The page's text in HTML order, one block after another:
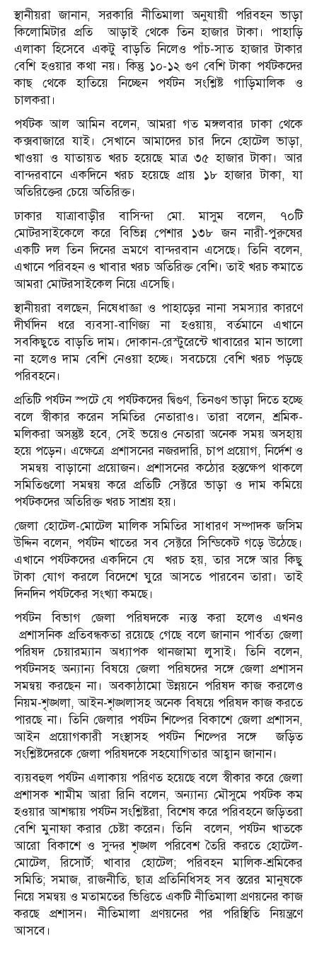
স্থানীয়রা জানান, সরকারি নীতিমালা অনুযায়ী পরিবহন ভাড়া
কিলোমিটার প্রতি আড়াই থেকে তিন হাজার টাকা। পাহাড়ি
এলাকা হিসেবে একটু বাড়তি নিলেও পাঁচ-সাত হাজার টাকার
বেশি হওয়ার কথা নয়। কিন্তু ১০-১২ গুণ বেশি টাকা পর্যটকদের
কাছ থেকে হাতিয়ে নিচ্ছেন পর্যটন সংশ্লিষ্ট গাড়িমালিক ও
চালকরা।
পর্যটক আল আমিন বলেন, আমরা গত মঙ্গলবার ঢাকা থেকে
কক্সবাজারে যাই। সেখানে আমাদের চার দিনে হোটেল ভাড়া,
খাওয়া ও যাতায়ত খরচ হয়েছে মাত্র ৩৫ হাজার টাকা। আর
বান্দরবানে একদিনে খরচ হয়েছে প্রায় ১৮ হাজার টাকা, যা
অতিরিক্তের চেয়ে অতিরিক্ত।
ঢাকার যাত্রাবাড়ীর বাসিন্দা মো. মাসুম বলেন, ৭০টি
মোটরসাইকেলে করে বিভিন্ন পেশার ১৩৮ জন নারী-পুরুষের
একটি দল তিন দিনের ভ্রমণে বান্দরবান এসেছে। তিনি বলেন,
এখানে পরিবহন ও খাবার খরচ অতিরিক্ত বেশি। তাই খরচ কমাতে
আমরা মোটরসাইকেল নিয়ে এসেছি।
স্থানীয়রা বলছেন, নিষেধাজ্ঞা ও পাহাড়ের নানা সমস্যার কারণে
দীর্ঘদিন ধরে ব্যবসা-বাণিজ্য না হওয়ায়, বর্তমানে এখানে
সবকিছুতে বাড়তি দাম। দোকান-রেস্টুরেন্টে খাবারের মান ভালো
না হলেও দাম বেশি নেওয়া হচ্ছে। সবচেয়ে বেশি খরচ পড়ছে
পরিবহনে।
প্রতিটি পর্যটন স্পটে যে পর্যটকদের দ্বিগুণ, তিনগুণ ভাড়া দিতে হচ্ছে
বলে স্বীকার করেন সমিতির নেতারাও। তারা বলেন, শ্রমিক-
মলিকরা অসন্তুষ্ট হবে, সেই ভয়েও নেতারা অনেক সময় অসহায়
হয়ে পড়েন। এক্ষেত্রে প্রশাসনের নজরদারি, চাপ প্রয়োগ, নির্দেশ ও
সমন্বয় বাড়ানো প্রয়োজন। প্রশাসনের কঠোর হস্তক্ষেপ থাকলে
সমিতিগুলো সমন্বয় করে প্রতিটি সেক্টরে ভাড়া ও দাম কমিয়ে
পর্যটকদের অতিরিক্ত খরচ সাশ্রয় হয়।
জেলা হোটেল-মোটেল মালিক সমিতির সাধারণ সম্পাদক জসিম
উদ্দিন বলেন, পর্যটন খাতের সব সেক্টরে সিন্ডিকেট গড়ে উঠেছে।
এখানে পর্যটকদের একদিনে যে খরচ হয়, তার সঙ্গে আর কিছু
টাকা যোগ করলে বিদেশে ঘুরে আসতে পারবেন তারা। তাই
দিনদিন পর্যটকের সংখ্যা কমছে।
পর্যটন বিভাগ জেলা পরিষদকে ন্যস্ত করা হলেও এখনও
প্রশাসনিক প্রতিবন্ধকতা রয়েছে গেছে বলে জানান পার্বত্য জেলা
পরিষদ চেয়ারম্যান অধ্যাপক থানজামা লুসাই। তিনি বলেন,
পর্যটনসহ অন্যান্য বিষয়ে জেলা পরিষদের সঙ্গে জেলা প্রশাসন
সমন্বয় করছেন না। অবকাঠামো উন্নয়নে পরিষদ কাজ করলেও
নিয়ম-শৃঙ্খলা, আইন-শৃঙ্খলাসহ অনেক বিষয়ে পরিষদ কাজ করতে
পারছে না। তিনি জেলার পর্যটন শিল্পের বিকাশে জেলা প্রশাসন,
আইন প্রয়োগকারী সংস্থাসহ পর্যটন শিল্পের সঙ্গে জড়িত
সংশ্লিষ্টদেরকে জেলা পরিষদকে সহযোগিতার আহ্বান জানান।
ব্যয়বহুল পর্যটন এলাকায় পরিণত হয়েছে বলে স্বীকার করে জেলা
প্রশাসক শামীম আরা রিনি বলেন, অন্যান্য মৌসুমে পর্যটক কম
হওয়ার আশঙ্কায় পর্যটন সংশ্লিষ্টরা, বিশেষ করে পরিবহনে জড়িতরা
বেশি মুনাফা করার চেষ্টা করেন। তিনি বলেন, পর্যটন খাতকে
আরো বিকাশে ও সুন্দর শৃঙ্খল পরিবেশ তৈরি করতে হোটেল-
মোটেল, রিসোর্ট; খাবার হোটেল; পরিবহন মালিক-শ্রমিকের
সমিতি; সমাজ, রাজনীতি, ছাত্র প্রতিনিধিসহ সব স্তরের মানুষকে
নিয়ে সমন্বয় ও মতামতের ভিত্তিতে একটি নীতিমালা প্রণয়নের কাজ
করছে প্রশাসন। নীতিমালা প্রণয়নের পর পরিস্থিতি নিয়ন্ত্রণে
আসবে।